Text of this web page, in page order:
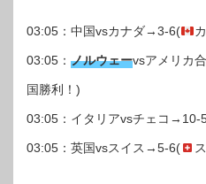
03:05：中国vsカナダ→3-6(
03:05： ノルウェーvsアメリカ
国勝利！)
03:05：イタリアvsチェコ→10-
03:05：英国vsスイス→5-6(